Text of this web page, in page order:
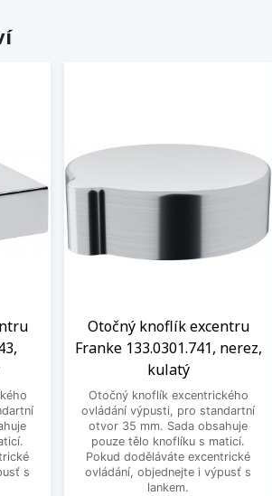
s
Otočný knoflík excentru
Franke 133.0301.741, nerez,
kulatý
Otočný knoflík excentrického
ovládání výpusti, pro standartní
otvor 35 mm. Sada obsahuje
pouze tělo knoflíku s maticí.
Pokud doděláváte excentrické
ovládání, objednejte i výpusť s
lankem.